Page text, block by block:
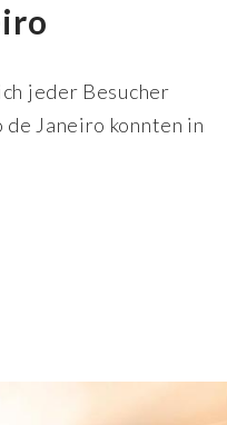
jeder Besucher
Janeiro konnten in